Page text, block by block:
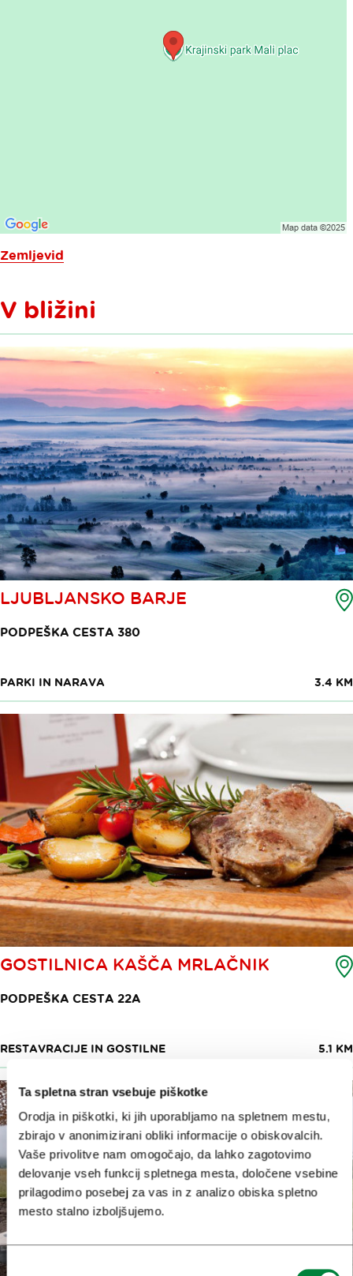
Ta spletna stran vsebuje piškotke
Orodja in piškotki, ki jih uporabljamo na spletnem mestu,
zbirajo v anonimizirani obliki informacije o obiskovalcih.
Vaše privolitve nam omogočajo, da lahko zagotovimo
delovanje vseh funkcij spletnega mesta, določene vsebine
prilagodimo posebej za vas in z analizo obiska spletno
mesto stalno izboljšujemo.
Izbira
Zemljevid
V bližini
LJUBLJANSKO BARJE
PODPEŠKA CESTA 380
PARKI IN NARAVA 3.4 KM
GOSTILNICA KAŠČA MRLAČNIK
PODPEŠKA CESTA 22A
RESTAVRACIJE IN GOSTILNE 5.1 KM